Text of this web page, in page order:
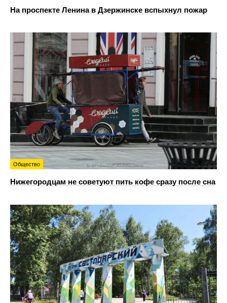
На проспекте Ленина в Дзержинске вспыхнул пожар
Общество
Нижегородцам не советуют пить кофе сразу после сна